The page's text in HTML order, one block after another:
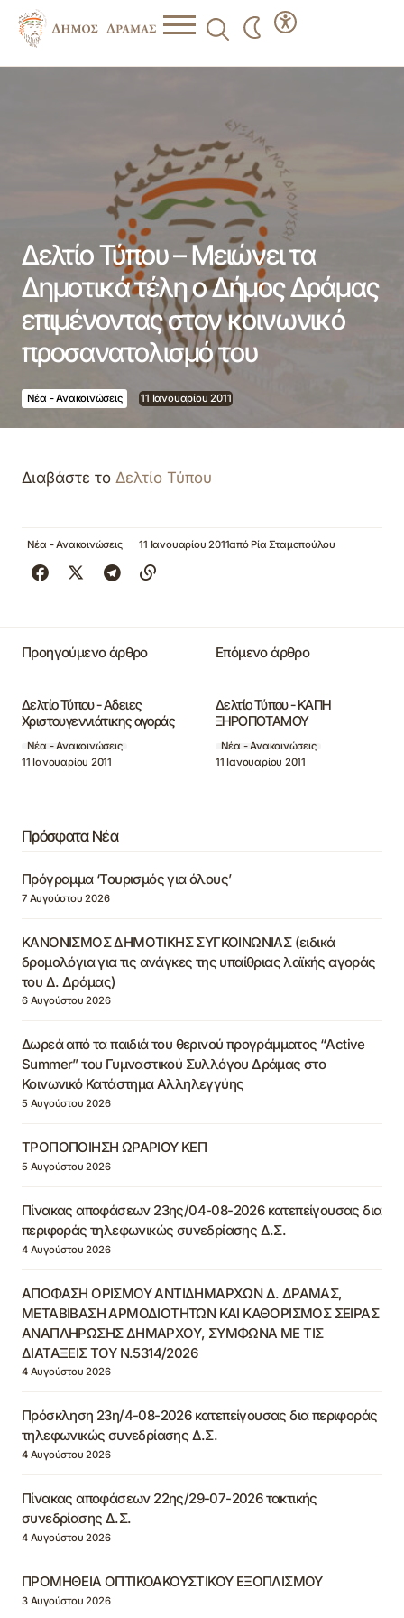
Δελτίο Τύπου – Μειώνει τα
Δημοτικά τέλη ο Δήμος Δράμας
επιμένοντας στον κοινωνικό
προσανατολισμό του
Νέα - Ανακοινώσεις 11 Ιανουαρίου 2011
Διαβάστε το Δελτίο Τύπου
Νέα - Ανακοινώσεις 11 Ιανουαρίου 2011από Ρία Σταμοπούλου
Προηγούμενο άρθρο
Δελτίο Τύπου - Αδειες
Χριστουγεννιάτικης αγοράς
Νέα - Ανακοινώσεις
11 Ιανουαρίου 2011
Επόμενο άρθρο
Δελτίο Τύπου - ΚΑΠΗ
ΞΗΡΟΠΟΤΑΜΟΥ
Νέα - Ανακοινώσεις
11 Ιανουαρίου 2011
Πρόσφατα Νέα
Πρόγραμμα ‘Τουρισμός για όλους’
7 Αυγούστου 2026
ΚΑΝΟΝΙΣΜΟΣ ΔΗΜΟΤΙΚΗΣ ΣΥΓΚΟΙΝΩΝΙΑΣ (ειδικά
δρομολόγια για τις ανάγκες της υπαίθριας λαϊκής αγοράς
του Δ. Δράμας)
6 Αυγούστου 2026
Δωρεά από τα παιδιά του θερινού προγράμματος “Active
Summer” του Γυμναστικού Συλλόγου Δράμας στο
Κοινωνικό Κατάστημα Αλληλεγγύης
5 Αυγούστου 2026
ΤΡΟΠΟΠΟΙΗΣΗ ΩΡΑΡΙΟΥ ΚΕΠ
5 Αυγούστου 2026
Πίνακας αποφάσεων 23ης/04-08-2026 κατεπείγουσας δια
περιφοράς τηλεφωνικώς συνεδρίασης Δ.Σ.
4 Αυγούστου 2026
ΑΠΟΦΑΣΗ ΟΡΙΣΜΟΥ ΑΝΤΙΔΗΜΑΡΧΩΝ Δ. ΔΡΑΜΑΣ,
ΜΕΤΑΒΙΒΑΣΗ ΑΡΜΟΔΙΟΤΗΤΩΝ ΚΑΙ ΚΑΘΟΡΙΣΜΟΣ ΣΕΙΡΑΣ
ΑΝΑΠΛΗΡΩΣΗΣ ΔΗΜΑΡΧΟΥ, ΣΥΜΦΩΝΑ ΜΕ ΤΙΣ
ΔΙΑΤΑΞΕΙΣ ΤΟΥ Ν.5314/2026
4 Αυγούστου 2026
Πρόσκληση 23η/4-08-2026 κατεπείγουσας δια περιφοράς
τηλεφωνικώς συνεδρίασης Δ.Σ.
4 Αυγούστου 2026
Πίνακας αποφάσεων 22ης/29-07-2026 τακτικής
συνεδρίασης Δ.Σ.
4 Αυγούστου 2026
ΠΡΟΜΗΘΕΙΑ ΟΠΤΙΚΟΑΚΟΥΣΤΙΚΟΥ ΕΞΟΠΛΙΣΜΟΥ
3 Αυγούστου 2026